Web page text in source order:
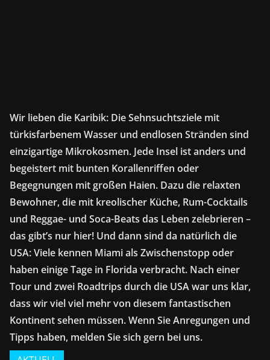
Wir lieben die Karibik: Die Sehnsuchtsziele mit
türkisfarbenem Wasser und endlosen Stränden sind
einzigartige Mikrokosmen. Jede Insel ist anders und
begeistert mit bunten Korallenriffen oder
Begegnungen mit großen Haien. Dazu die relaxten
Bewohner, die mit kreolischer Küche, Rum-Cocktails
und Reggae- und Soca-Beats das Leben zelebrieren –
das gibt’s nur hier! Und dann sind da natürlich die
USA: Viele kennen Miami als Zwischenstopp oder
haben einige Tage in Florida verbracht. Nach einer
Tour und zwei Roadtrips durch die USA war uns klar,
dass wir viel viel mehr von diesem fantastischen
Kontinent sehen müssen. Wenn Sie Anregungen und
Tipps haben, melden Sie sich gern bei uns.